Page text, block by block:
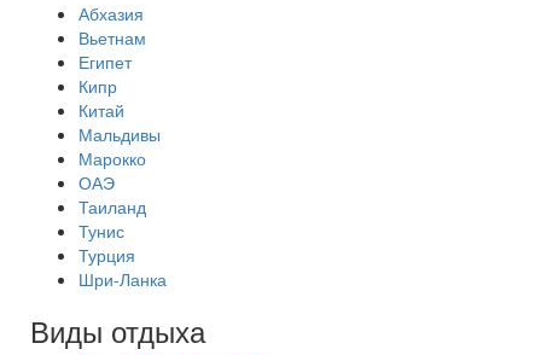
Абхазия
Вьетнам
Египет
Кипр
Китай
Мальдивы
Марокко
ОАЭ
Таиланд
Тунис
Турция
Шри-Ланка
Виды отдыха